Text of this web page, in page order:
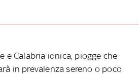
e Calabria ionica, piogge che
in prevalenza sereno o poco